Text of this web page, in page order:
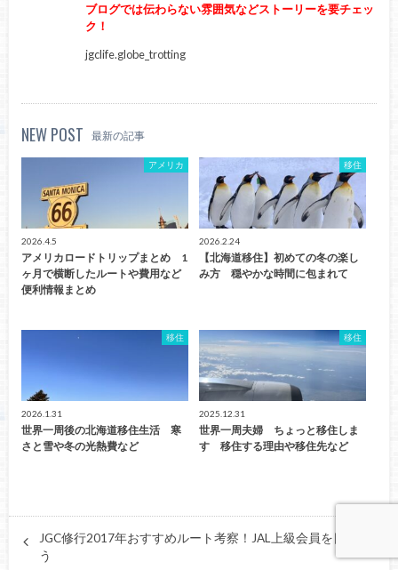
ブログでは伝わらない雰囲気などストーリーを要チェッ
ク！
jgclife.globe_trotting
NEW POST 最新の記事
アメリカ
2026.4.5
アメリカロードトリップまとめ 1
ヶ月で横断したルートや費用など
便利情報まとめ
移住
2026.2.24
【北海道移住】初めての冬の楽し
み方 穏やかな時間に包まれて
移住
2026.1.31
世界一周後の北海道移住生活 寒
さと雪や冬の光熱費など
移住
2025.12.31
世界一周夫婦 ちょっと移住しま
す 移住する理由や移住先など
JGC修行2017年おすすめルート考察！JAL上級会員を目指そ
う